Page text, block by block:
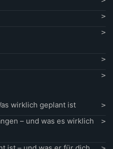
wirklich geplant ist
– und was es wirklich